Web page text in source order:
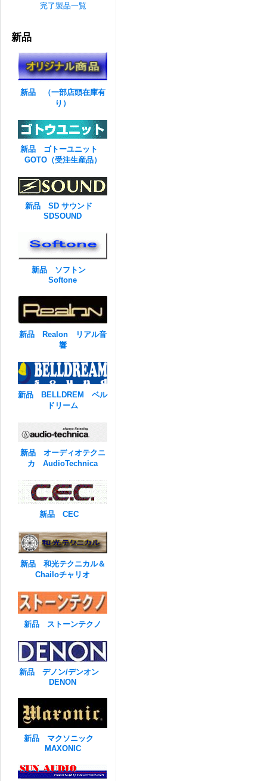
完了製品一覧
新品
新品 （一部店頭在庫有
り）
新品 ゴトーユニット
GOTO（受注生産品）
新品 SD サウンド
SDSOUND
新品 ソフトン
Softone
新品 Realon リアル音
響
新品 BELLDREM ベル
ドリーム
新品 オーディオテクニ
カ AudioTechnica
新品 CEC
新品 和光テクニカル＆
Chailoチャリオ
新品 ストーンテクノ
新品 デノン/デンオン
DENON
新品 マクソニック
MAXONIC